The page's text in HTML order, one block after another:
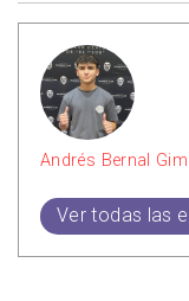
Andrés Bernal
Ver todas las